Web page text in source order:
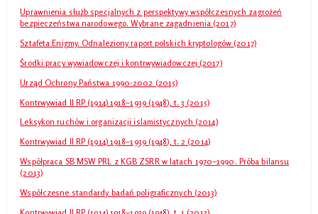
Uprawnienia służb specjalnych z perspektywy współczesnych zagrożeń
bezpieczeństwa narodowego. Wybrane zagadnienia (2017)
Sztafeta Enigmy. Odnaleziony raport polskich kryptologów (2017)
Środki pracy wywiadowczej i kontrwywiadowczej (2017)
Urząd Ochrony Państwa 1990-2002 (2015)
Kontrwywiad II RP (1914) 1918–1939 (1948), t. 3 (2015)
Leksykon ruchów i organizacji islamistycznych (2014)
Kontrwywiad II RP (1914) 1918–1939 (1948), t. 2 (2014)
Współpraca SB MSW PRL z KGB ZSRR w latach 1970–1990. Próba bilansu
(2013)
Współczesne standardy badań poligraficznych (2013)